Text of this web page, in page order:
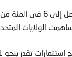
الولايات